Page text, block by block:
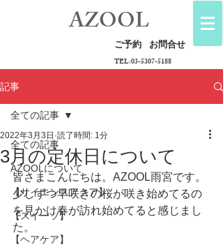
AZOOL
ご予約 お問合せ
TEL:03-5307-5188
記事
全ての記事
AZOOLについて
【サイエンスアクア】
【スイーツ】
【ヘアケア】
全ての記事
3月の定休日について
2022年3月3日 読了時間: 1分
皆さまこんにちは。AZOOL雨宮です。
少しずつ早咲きの桜が咲き始めてるの
を見かけ春が訪れ始めてると感じまし
た。